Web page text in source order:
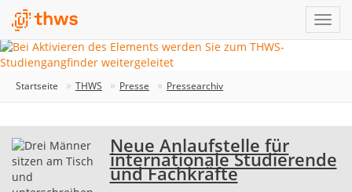
Startseite THWS Presse Pressearchiv
Neue Anlaufstelle für
internationale Studierende
und Fachkräfte